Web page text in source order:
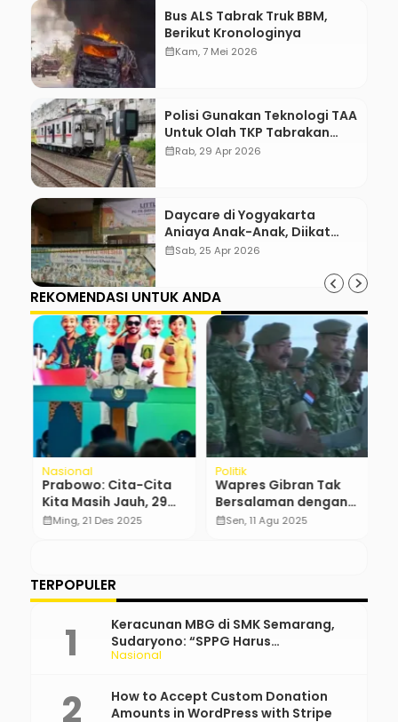
Bus ALS Tabrak Truk BBM,
Berikut Kronologinya
calendar_monthKam, 7 Mei 2026
Polisi Gunakan Teknologi TAA
Untuk Olah TKP Tabrakan
Kereta Bekasi
calendar_monthRab, 29 Apr 2026
Daycare di Yogyakarta
Aniaya Anak-Anak, Diikat
Hingga Lebam
calendar_monthSab, 25 Apr 2026
REKOMENDASI UNTUK ANDA
Nasional
Prabowo: Cita-Cita
Kita Masih Jauh, 29
Juta Rakyat Belum
calendar_monthMing, 21 Des 2025
Politik
Wapres Gibran Tak
Bersalaman dengan
AHY, Bahlil, dan Cak
calendar_monthSen, 11 Agu 2025
TERPOPULER
Nasional
Keracunan MBG di SMK Semarang,
Sudaryono: “SPPG Harus
Bertanggung Jawab!”
How to Accept Custom Donation
Amounts in WordPress with Stripe